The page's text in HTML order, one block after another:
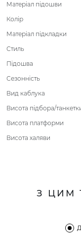
Матеріал підошви
Колір
Матеріал підкладки
Стиль
Підошва
Сезонність
Вид каблука
Висота підбора/
Висота платформи
Висота халяви
З ЦИМ